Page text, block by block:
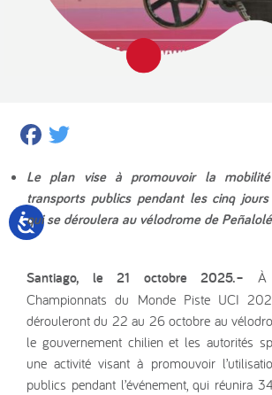
Facebook
Le plan vise à promouvoir la
transports publics pendant les cinq jours
qui se déroulera au vélodrome de
Santiago, le 21 octobre 2025.– À
Championnats du Monde Piste UCI
dérouleront du 22 au 26 octobre au
le gouvernement chilien et les autorités
une activité visant à promouvoir
publics pendant l’événement, qui réunira